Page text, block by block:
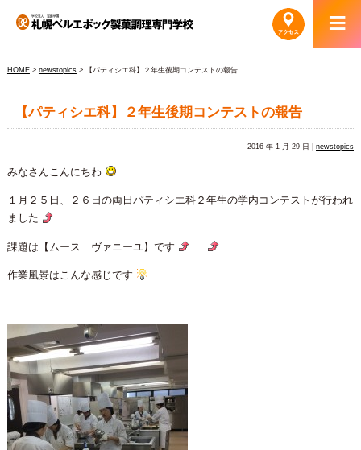
HOME> newstopics> 【パティシエ科】２年生後期コンテストの報告
【パティシエ科】２年生後期コンテストの報告
2016 年 1 月 29 日 |newstopics
みなさんこんにちわ
１月２５日、２６日の両日パティシエ科２年生の学内コンテストが行われ
ました
課題は【ムース ヴァニーユ】です
作業風景はこんな感じです